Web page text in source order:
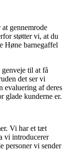
gennemrode
støtter vi, at du
Høne barnegaffel
til at få
det ser vi
evaluering af deres
glade kunderne er.
Vi har et tæt
vi introducerer
personer vi sender